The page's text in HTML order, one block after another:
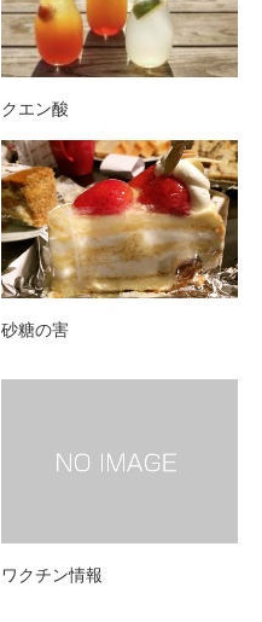
クエン酸
砂糖の害
ワクチン情報